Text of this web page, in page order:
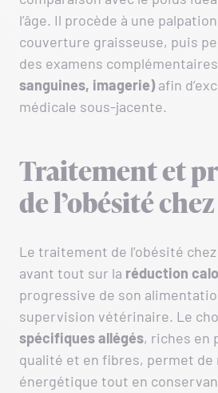
l’âge. Il procède à une
couverture graisseuse, puis
des examens complémentaires
sanguines, imagerie) afin
médicale sous-jacente.
Traitement et
de l’obésité
Le traitement de l’obésité
avant tout sur la réduction
progressive de son
supervision vétérinaire. Le
spécifiques allégés, riches en
qualité et en fibres, permet de
énergétique tout en